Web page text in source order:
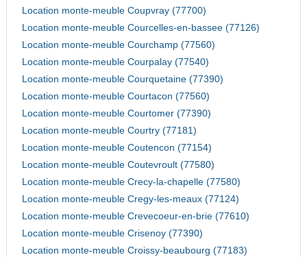
Location monte-meuble Coupvray (77700)
Location monte-meuble Courcelles-en-bassee (77126)
Location monte-meuble Courchamp (77560)
Location monte-meuble Courpalay (77540)
Location monte-meuble Courquetaine (77390)
Location monte-meuble Courtacon (77560)
Location monte-meuble Courtomer (77390)
Location monte-meuble Courtry (77181)
Location monte-meuble Coutencon (77154)
Location monte-meuble Coutevroult (77580)
Location monte-meuble Crecy-la-chapelle (77580)
Location monte-meuble Cregy-les-meaux (77124)
Location monte-meuble Crevecoeur-en-brie (77610)
Location monte-meuble Crisenoy (77390)
Location monte-meuble Croissy-beaubourg (77183)